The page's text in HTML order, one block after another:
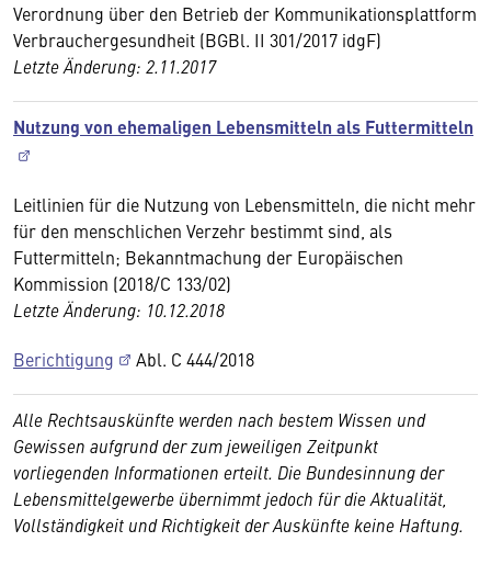
Verordnung über den Betrieb der Kommunikationsplattform
Verbrauchergesundheit (BGBl. II 301/2017 idgF)
Letzte Änderung: 2.11.2017
Nutzung von ehemaligen Lebensmitteln als Futtermitteln
Leitlinien für die Nutzung von Lebensmitteln, die nicht mehr
für den menschlichen Verzehr bestimmt sind, als
Futtermitteln; Bekanntmachung der Europäischen
Kommission (2018/C 133/02)
Letzte Änderung: 10.12.2018
Berichtigung Abl. C 444/2018
Alle Rechtsauskünfte werden nach bestem Wissen und
Gewissen aufgrund der zum jeweiligen Zeitpunkt
vorliegenden Informationen erteilt. Die Bundesinnung der
Lebensmittelgewerbe übernimmt jedoch für die Aktualität,
Vollständigkeit und Richtigkeit der Auskünfte keine Haftung.